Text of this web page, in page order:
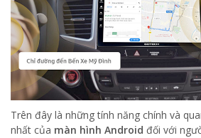
Trên đây là những tính năng chính và
nhất của màn hình Android đối với